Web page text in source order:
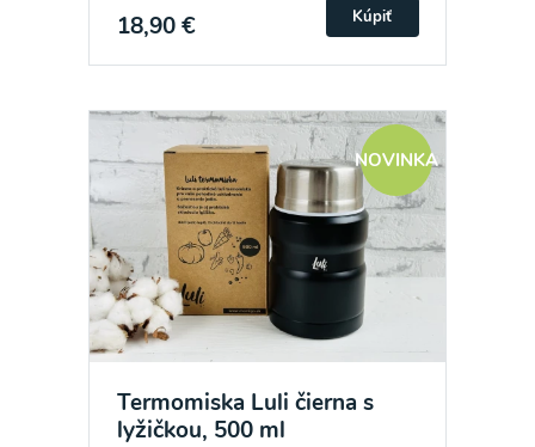
18,90 € Kúpiť
NOVINKA
Termomiska Luli čierna s
lyžičkou, 500 ml